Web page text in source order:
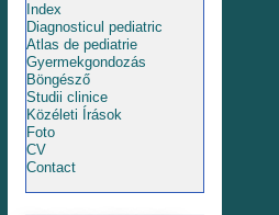
Index
Diagnosticul pediatric
Atlas de pediatrie
Gyermekgondozás
Böngésző
Studii clinice
Közéleti Írások
Foto
CV
Contact